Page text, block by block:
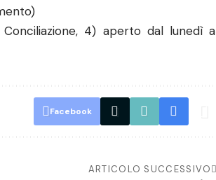
4) aperto dal lunedì
Facebook
ARTICOLO SUCCESSIVO